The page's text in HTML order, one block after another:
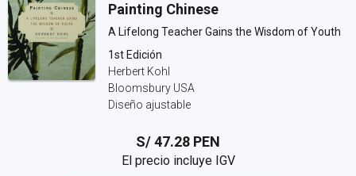
Painting Chinese
A Lifelong Teacher Gains the Wisdom of Youth
1st Edición
Herbert Kohl
Bloomsbury USA
Diseño ajustable
S/ 47.28 PEN
El precio incluye IGV